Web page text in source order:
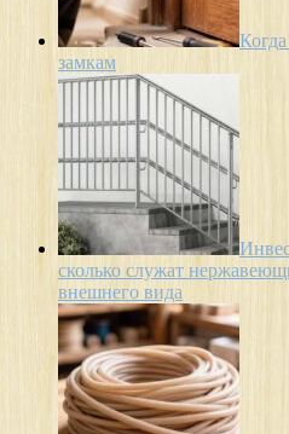
замкам
сколько служат
внешнего вида